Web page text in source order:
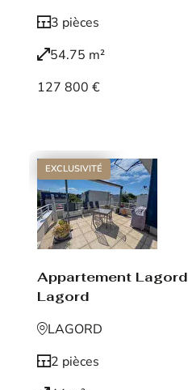
3 pièces
54.75 m²
127 800 €
EXCLUSIVITÉ
Appartement Lagord
Lagord
LAGORD
2 pièces